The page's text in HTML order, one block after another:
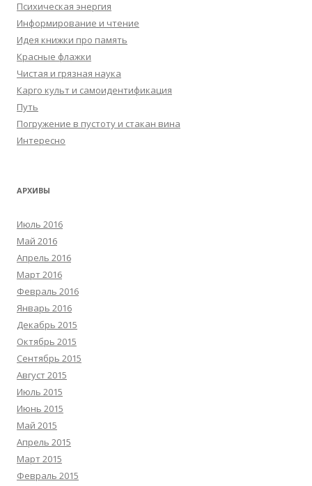
Психическая энергия
Информирование и чтение
Идея книжки про память
Красные флажки
Чистая и грязная наука
Карго культ и самоидентификация
Путь
Погружение в пустоту и стакан вина
Интересно
АРХИВЫ
Июль 2016
Май 2016
Апрель 2016
Март 2016
Февраль 2016
Январь 2016
Декабрь 2015
Октябрь 2015
Сентябрь 2015
Август 2015
Июль 2015
Июнь 2015
Май 2015
Апрель 2015
Март 2015
Февраль 2015